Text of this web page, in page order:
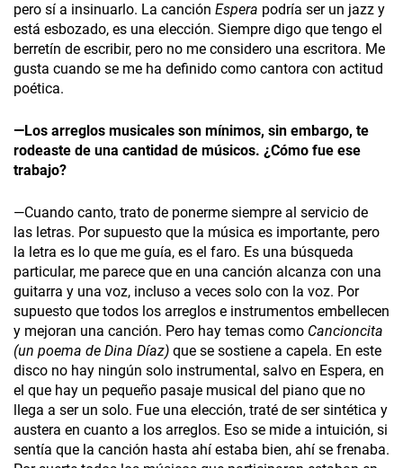
pero sí a insinuarlo. La canción Espera podría ser un jazz y
está esbozado, es una elección. Siempre digo que tengo el
berretín de escribir, pero no me considero una escritora. Me
gusta cuando se me ha definido como cantora con actitud
poética.
—Los arreglos musicales son mínimos, sin embargo, te
rodeaste de una cantidad de músicos. ¿Cómo fue ese
trabajo?
—Cuando canto, trato de ponerme siempre al servicio de
las letras. Por supuesto que la música es importante, pero
la letra es lo que me guía, es el faro. Es una búsqueda
particular, me parece que en una canción alcanza con una
guitarra y una voz, incluso a veces solo con la voz. Por
supuesto que todos los arreglos e instrumentos embellecen
y mejoran una canción. Pero hay temas como Cancioncita
(un poema de Dina Díaz) que se sostiene a capela. En este
disco no hay ningún solo instrumental, salvo en Espera, en
el que hay un pequeño pasaje musical del piano que no
llega a ser un solo. Fue una elección, traté de ser sintética y
austera en cuanto a los arreglos. Eso se mide a intuición, si
sentía que la canción hasta ahí estaba bien, ahí se frenaba.